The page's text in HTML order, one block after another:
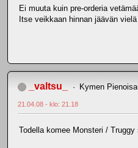
Ei muuta kuin pre-orderia
Itse veikkaan hinnan jäävän
_valtsu_ Kymen
21.04.08 - klo: 21.18
Todella komee Monsteri /